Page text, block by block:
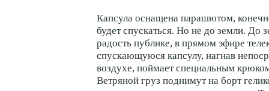
Капсула оснащена парашютом,
будет спускаться. Но не до земли. До
радость публике, в прямом эфире
спускающуюся капсулу, нагнав
воздухе, поймает специальным
Ветряной груз поднимут на борт